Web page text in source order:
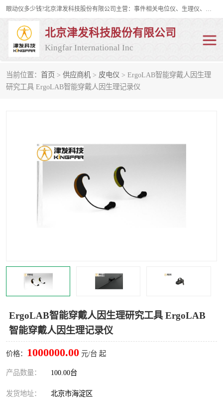
眼动仪多少钱?北京津发科技股份有限公司主营：事件相关电位仪、生理仪、肌电仪、脑电仪、皮电仪、眼动仪；是国家级高新技术企业、科技部认定的科技型中小企业和中关村高新技术企业，具备保密资格，具备自主进出口经营权；自主研发技术、产品与服务荣获多项省部级科学技术奖励、国家发明专利、国家软件著作权和省部级新技术新产品（服务）认证。
北京津发科技股份有限公司
Kingfar International Inc
当前位置： 首页 > 供应商机 > 皮电仪 > ErgoLAB智能穿戴人因生理
研究工具 ErgoLAB智能穿戴人因生理记录仪
ErgoLAB智能穿戴人因生理研究工具 ErgoLAB
智能穿戴人因生理记录仪
价格： 1000000.00 元/台 起
产品数量： 100.00台
发货地址： 北京市海淀区
皮电仪 脑电仪
行为观察与表情分析
人机交互实验室
神经营销与消费行为实验